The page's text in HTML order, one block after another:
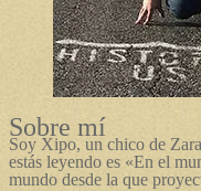
Sobre mí
Soy Xipo, un chico de
estás leyendo es «En el
mundo desde la que